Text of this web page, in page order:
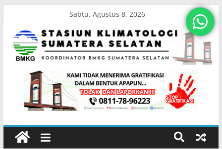
Sabtu, Agustus 8, 2026